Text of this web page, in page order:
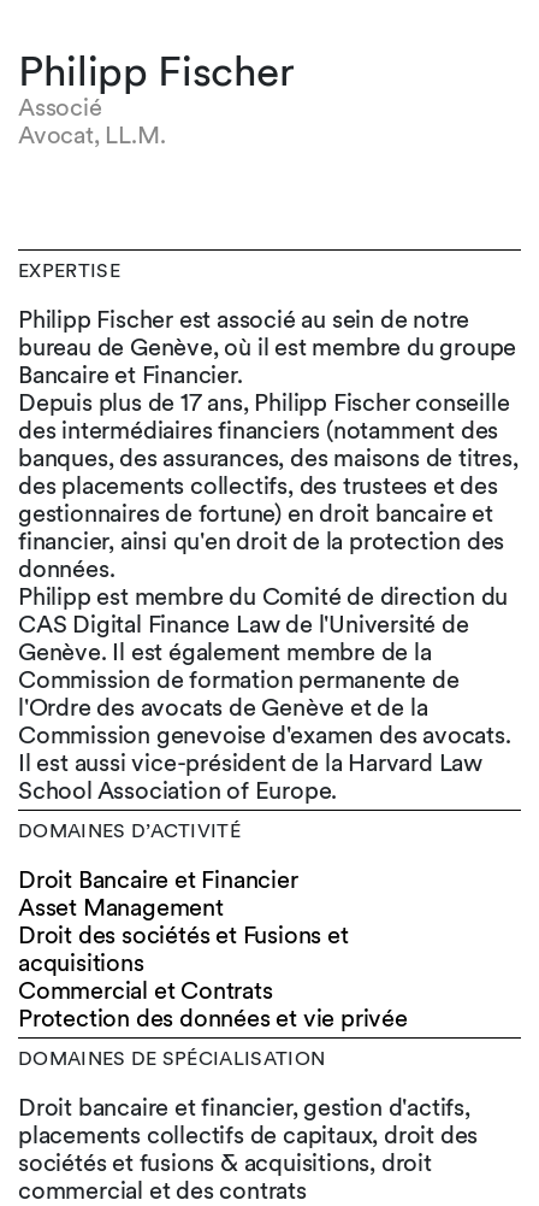
Philipp Fischer
Associé
Avocat, LL.M.
EXPERTISE
Philipp Fischer est associé au sein de notre
bureau de Genève, où il est membre du groupe
Bancaire et Financier.
Depuis plus de 17 ans, Philipp Fischer conseille
des intermédiaires financiers (notamment des
banques, des assurances, des maisons de titres,
des placements collectifs, des trustees et des
gestionnaires de fortune) en droit bancaire et
financier, ainsi qu'en droit de la protection des
données.
Philipp est membre du Comité de direction du
CAS Digital Finance Law de l'Université de
Genève. Il est également membre de la
Commission de formation permanente de
l'Ordre des avocats de Genève et de la
Commission genevoise d'examen des avocats.
Il est aussi vice-président de la Harvard Law
School Association of Europe.
DOMAINES D’ACTIVITÉ
Droit Bancaire et Financier
Asset Management
Droit des sociétés et Fusions et
acquisitions
Commercial et Contrats
Protection des données et vie privée
DOMAINES DE SPÉCIALISATION
Droit bancaire et financier, gestion d'actifs,
placements collectifs de capitaux, droit des
sociétés et fusions & acquisitions, droit
commercial et des contrats